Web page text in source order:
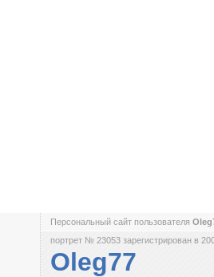
Персональный сайт пользователя
портрет № 23053 зарегистрирован в
Oleg77